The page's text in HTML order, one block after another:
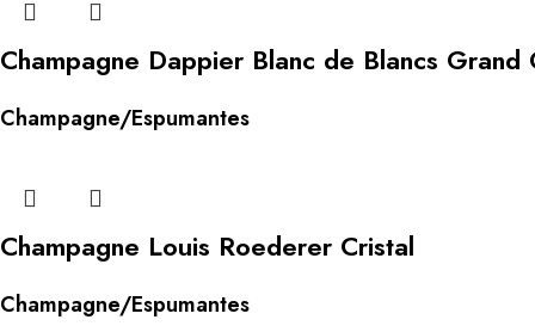
Champagne Dappier Blanc de Blancs Grand
Champagne/Espumantes
Champagne Louis Roederer Cristal
Champagne/Espumantes